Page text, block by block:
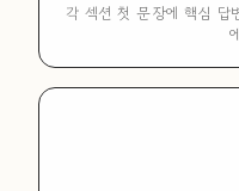
각 섹션 첫 문장에 핵심